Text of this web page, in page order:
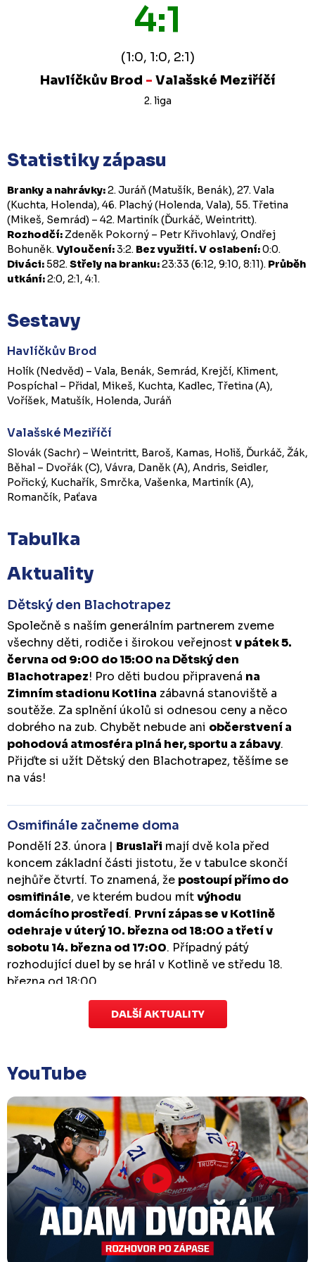
4:1
(1:0, 1:0, 2:1)
Havlíčkův Brod - Valašské Meziříčí
2. liga
Statistiky zápasu
Branky a nahrávky:2. Juráň (Matušík, Benák), 27. Vala
(Kuchta, Holenda), 46. Plachý (Holenda, Vala), 55. Třetina
(Mikeš, Semrád) – 42. Martiník (Ďurkáč, Weintritt).
Rozhodčí: Zdeněk Pokorný – Petr Křivohlavý, Ondřej
Bohuněk.Vyloučení:3:2. Bez využití.V oslabení:0:0.
Diváci:582.Střely na branku:23:33 (6:12, 9:10, 8:11). Průběh
utkání:2:0, 2:1, 4:1.
Sestavy
Havlíčkův Brod
Holík (Nedvěd) – Vala, Benák, Semrád, Krejčí, Kliment,
Pospíchal – Přidal, Mikeš, Kuchta, Kadlec, Třetina (A),
Voříšek, Matušík, Holenda, Juráň
Valašské Meziříčí
Slovák (Sachr) – Weintritt, Baroš, Kamas, Holiš, Ďurkáč, Žák,
Běhal – Dvořák (C), Vávra, Daněk (A), Andris, Seidler,
Pořický, Kuchařík, Smrčka, Vašenka, Martiník (A),
Romančík, Paťava
Tabulka
Aktuality
Dětský den Blachotrapez
Společně s naším generálním partnerem zveme
všechny děti, rodiče i širokou veřejnostv pátek 5.
června od 9:00 do 15:00 na Dětský den
Blachotrapez! Pro děti budou připravená na
Zimním stadionu Kotlina zábavná stanoviště a
soutěže. Za splnění úkolů si odnesou ceny a něco
dobrého na zub. Chybět nebude ani občerstvení a
pohodová atmosféra plná her, sportu a zábavy.
Přijďte si užít Dětský den Blachotrapez, těšíme se
na vás!
Osmifinále začneme doma
Pondělí 23. února | Bruslaři mají dvě kola před
koncem základní části jistotu, že v tabulce skončí
nejhůře čtvrtí. To znamená, že postoupí přímo do
osmifinále, ve kterém budou mítvýhodu
domácího prostředí. První zápas se v Kotlině
odehraje v úterý 10. března od 18:00 a třetí v
sobotu 14. března od 17:00. Případný pátý
rozhodující duel by se hrál v Kotlině ve středu 18.
března od 18:00.
Zápas dorostu je odložen
které se mělo odehrát v pátek 30. ledna ve 14:15,
odloženo!Odehraje se v náhradním termínu, o
kterém se bude jednat.
Náhradní termín 32. kola
Úterý 27. ledna |Utkání 32. kola v Písku, které se
mělo původně odehrát 31. ledna, bylo z důvodu
marodky Králůodloženo. Kluby se domluvily na
náhradním termínu, Bruslaři se s Pískem utkají
venkuv pondělí 16. února od 18:00.
DALŠÍ AKTUALITY
YouTube